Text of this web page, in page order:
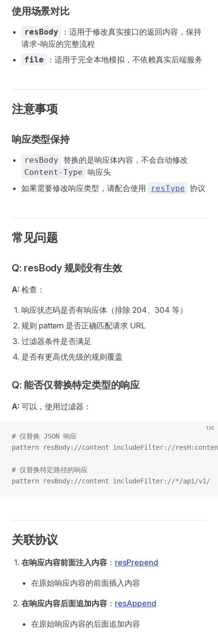
使用场景对比
resBody
：适用于修改真实接口的返回内容，保持
请求-响应的完整流程
file ：适用于完全本地模拟，不依赖真实后端服务
注意事项
响应类型保持
resBody 替换的是响应体内容，不会自动修改
Content-Type 响应头
如果需要修改响应类型，请配合使用
resType 协议
常见问题
Q: resBody 规则没有生效
A: 检查：
响应状态码是否有响应体（排除 204、304 等）
规则 pattern 是否正确匹配请求 URL
过滤器条件是否满足
是否有更高优先级的规则覆盖
Q: 能否仅替换特定类型的响应
A: 可以，使用过滤器：
txt
# 仅替换 JSON 响应
pattern resBody://content includeFilter://
# 仅替换特定路径的响应
pattern resBody://content includeFilter://*/api/v1/
关联协议
在响应内容前面注入内容 ： resPrepend
在原始响应内容的前面插入内容
在响应内容后面追加内容 ： resAppend
在原始响应内容的后面追加内容